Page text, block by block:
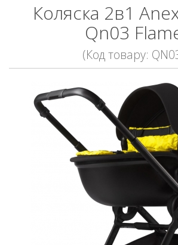
Коляска 2в1
Qn03
(Код товару: